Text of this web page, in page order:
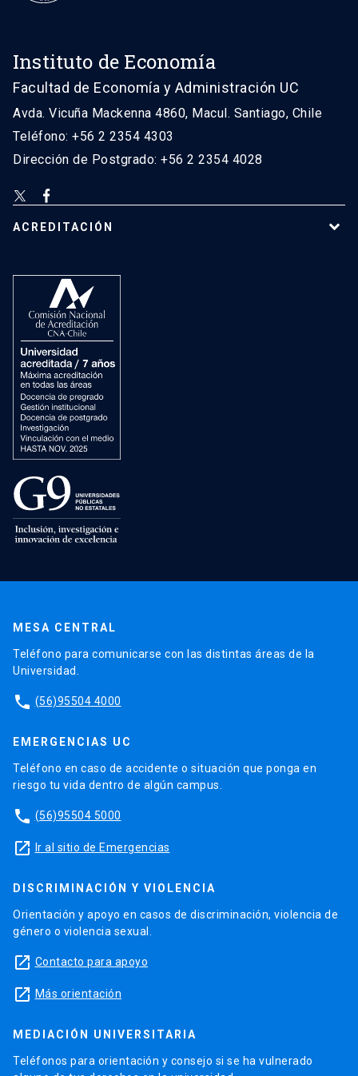
Instituto de Economía
Facultad de Economía y Administración UC
Avda. Vicuña Mackenna 4860, Macul. Santiago, Chile
Teléfono: +56 2 2354 4303
Dirección de Postgrado: +56 2 2354 4028
ACREDITACIÓN
MESA CENTRAL
Teléfono para comunicarse con las distintas áreas de la
Universidad.
phone (56)95504 4000
EMERGENCIAS UC
Teléfono en caso de accidente o situación que ponga en
riesgo tu vida dentro de algún campus.
phone (56)95504 5000
launch Ir al sitio de Emergencias
DISCRIMINACIÓN Y VIOLENCIA
Orientación y apoyo en casos de discriminación, violencia de
género o violencia sexual.
launch Contacto para apoyo
launch Más orientación
MEDIACIÓN UNIVERSITARIA
Teléfonos para orientación y consejo si se ha vulnerado